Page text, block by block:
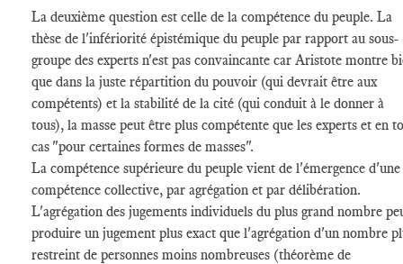
La deuxième question est celle de la compétence du peuple. La
thèse de l'infériorité épistémique du peuple par rapport au sous-
groupe des experts n'est pas convaincante car Aristote montre
que dans la juste répartition du pouvoir (qui devrait être aux
compétents) et la stabilité de la cité (qui conduit à le donner à
tous), la masse peut être plus compétente que les experts et en
cas "pour certaines formes de masses".
La compétence supérieure du peuple vient de l'émergence d'une
compétence collective, par agrégation et par délibération.
L'agrégation des jugements individuels du plus grand nombre
produire un jugement plus exact que l'agrégation d'un nombre
restreint de personnes moins nombreuses (théorème de